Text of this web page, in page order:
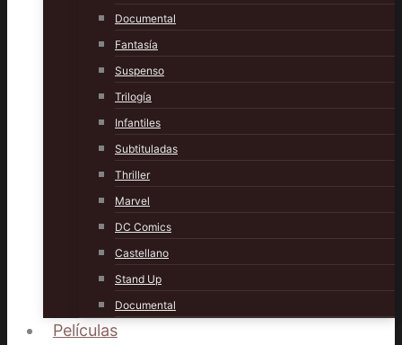
Documental
Fantasía
Suspenso
Trilogía
Infantiles
Subtituladas
Thriller
Marvel
DC Comics
Castellano
Stand Up
Documental
Películas